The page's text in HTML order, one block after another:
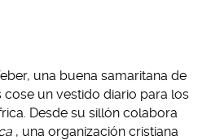
una buena samaritana de
cose un vestido diario para los
Desde su sillón colabora
, una organización cristiana